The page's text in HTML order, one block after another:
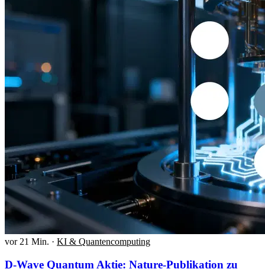
vor 21 Min. · KI & Quantencomputing
D-Wave Quantum Aktie: Nature-Publikation zu